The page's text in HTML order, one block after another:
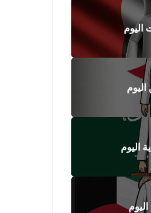
اليوم
اليوم